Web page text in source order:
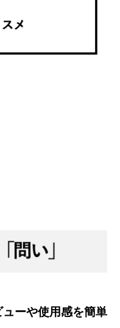
ーや使用感を簡単